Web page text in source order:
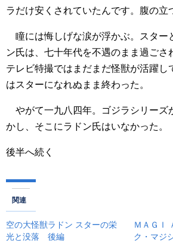
ラだけ安くされていたんです。腹の立
瞳には悔しげな涙が浮かぶ。スター
ン氏は、七十年代を不遇のまま過ごさ
テレビ特撮ではまだまだ怪獣が活躍し
はスターになれぬまま終わった。
やがて一九八四年。ゴジラシリーズ
かし、そこにラドン氏はいなかった。
後半へ続く
関連
空の大怪獣ラドン スターの栄
光と没落 後編
ＭＡＧＩ
ク・マジ